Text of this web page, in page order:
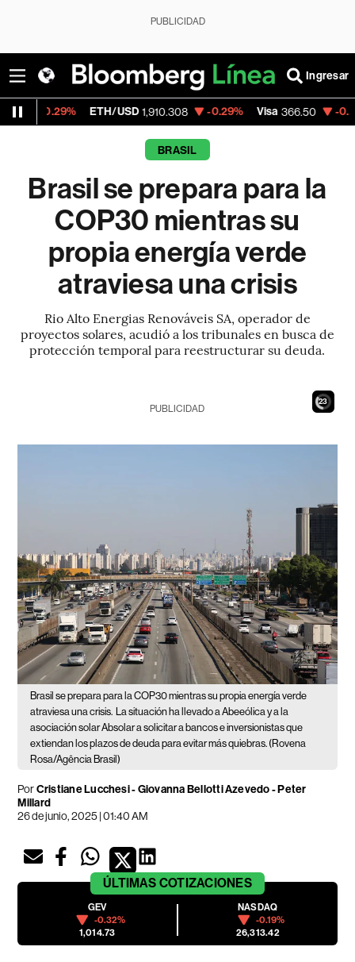
PUBLICIDAD
Ingresar
ETH/USD 1,910.308 -0.29% Visa 366.50 -0.55%
BRASIL
Brasil se prepara para la
COP30 mientras su
propia energía verde
atraviesa una crisis
Rio Alto Energias Renováveis SA, operador de
proyectos solares, acudió a los tribunales en busca de
protección temporal para reestructurar su deuda.
21
PUBLICIDAD
Brasil se prepara para la COP30 mientras su propia energía verde
atraviesa una crisis. La situación ha llevado a Abeeólica y a la
asociación solar Absolar a solicitar a bancos e inversionistas que
extiendan los plazos de deuda para evitar más quiebras. (Rovena
Rosa/Agência Brasil)
PorCristiane Lucchesi - Giovanna Bellotti Azevedo - Peter
Millard
26 de junio, 2025 | 01:40 AM
ÚLTIMAS COTIZACIONES
GEV
-0.32%
1,014.73
NASDAQ
-0.19%
26,313.42